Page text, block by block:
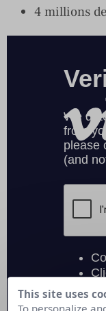
4 millions
This site uses